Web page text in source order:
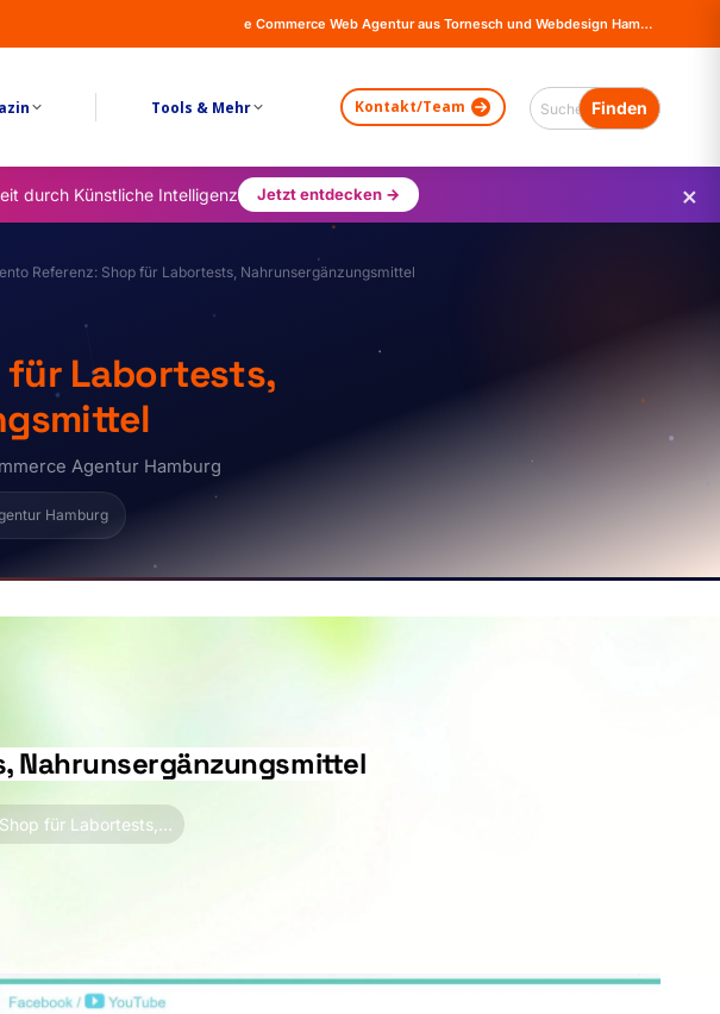
e Commerce Web Agentur aus Tornesch und Webdesign Hamburg - Online Shops, Firma Website Erstellung - Magento - Wordpress - WooCommerce
Tools & Mehr Kontakt/Team
durch Künstliche Intelligenz Jetzt entdecken → ×
Referenz: Shop für Labortests, Nahrunsergänzungsmittel
für Labortests,
Agentur Hamburg
Hamburg
Nahrunsergänzungsmittel
für Labortests,…